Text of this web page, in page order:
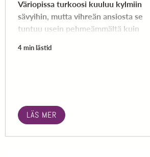
Väriopissa turkoosi kuuluu kylmiin
sävyihin, mutta vihreän ansiosta se
tuntuu usein pehmeämmältä kuin
4 min lästid
LÄS MER